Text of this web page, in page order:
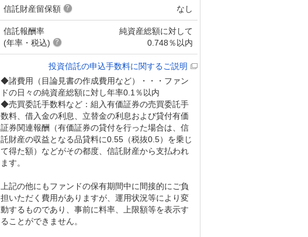
信託財産留保額 なし
信託報酬率
(年率・税込)
純資産総額に対して
0.748％以内
投資信託の申込手数料に関するご説明
◆諸費用（目論見書の作成費用など）・・・ファン
ドの日々の純資産総額に対し年率0.1％以内
◆売買委託手数料など：組入有価証券の売買委託手
数料、借入金の利息、立替金の利息および貸付有価
証券関連報酬（有価証券の貸付を行った場合は、信
託財産の収益となる品貸料に0.55（税抜0.5）を乗じ
て得た額）などがその都度、信託財産から支払われ
ます。
上記の他にもファンドの保有期間中に間接的にご負
担いただく費用がありますが、運用状況等により変
動するものであり、事前に料率、上限額等を表示す
ることができません。